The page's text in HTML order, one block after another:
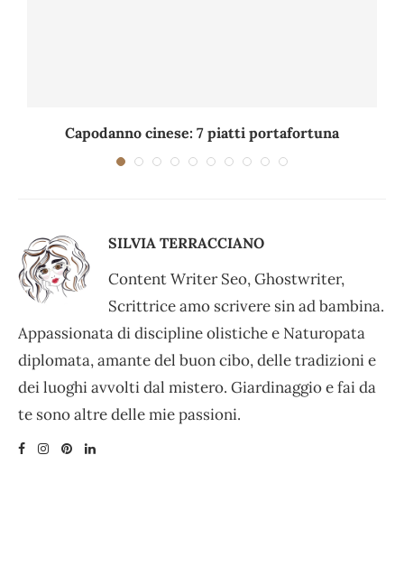
Capodanno cinese: 7 piatti portafortuna
SILVIA TERRACCIANO
Content Writer Seo, Ghostwriter,
Scrittrice amo scrivere sin ad bambina.
Appassionata di discipline olistiche e Naturopata
diplomata, amante del buon cibo, delle tradizioni e
dei luoghi avvolti dal mistero. Giardinaggio e fai da
te sono altre delle mie passioni.